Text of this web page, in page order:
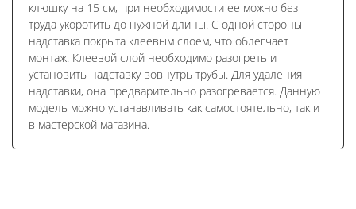
клюшку на 15 см, при необходимости ее можно без
труда укоротить до нужной длины. С одной стороны
надставка покрыта клеевым слоем, что облегчает
монтаж. Клеевой слой необходимо разогреть и
установить надставку вовнутрь трубы. Для удаления
надставки, она предварительно разогревается. Данную
модель можно устанавливать как самостоятельно, так и
в мастерской магазина.